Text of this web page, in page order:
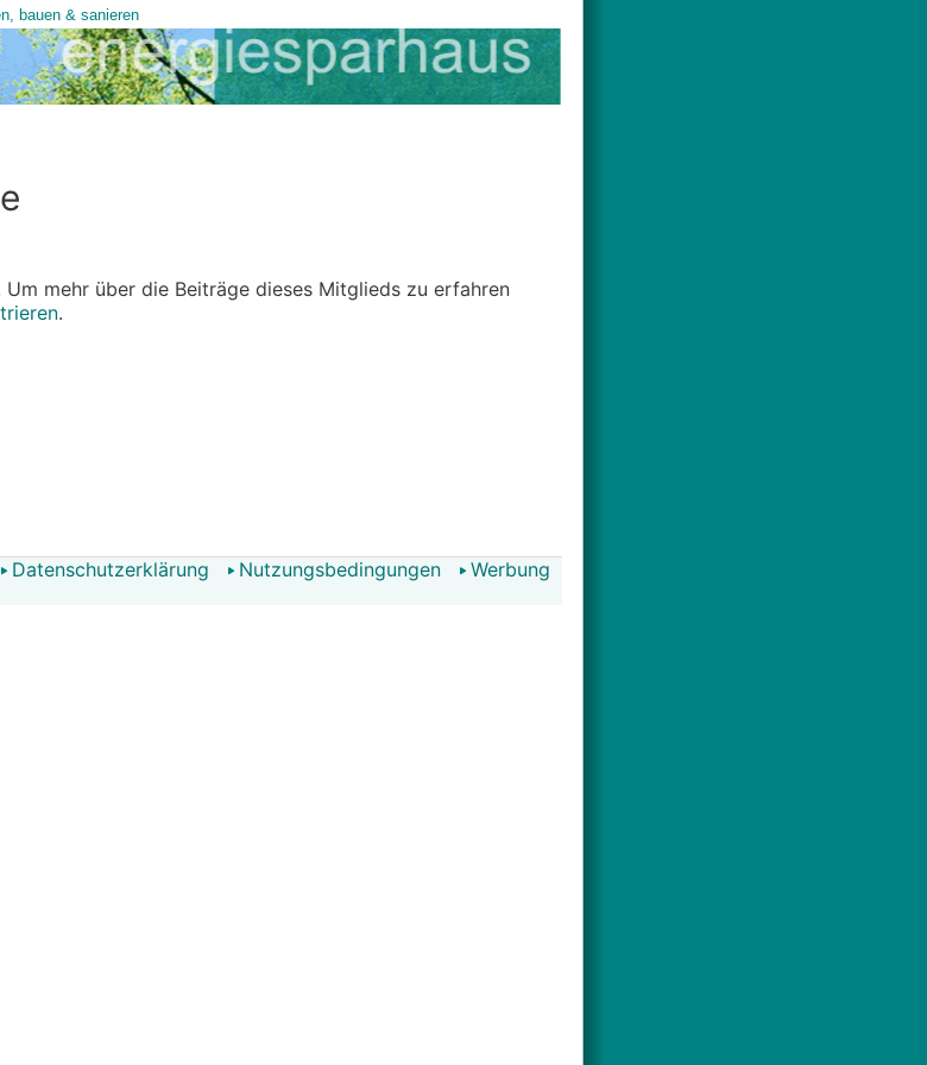
mehr über die Beiträge dieses Mitglieds zu erfahren
.
Datenschutzerklärung Nutzungsbedingungen Werbung